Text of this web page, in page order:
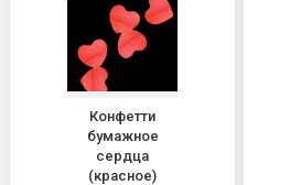
Конфетти
бумажное
сердца
(красное)